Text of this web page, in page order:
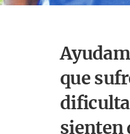
que
sienten